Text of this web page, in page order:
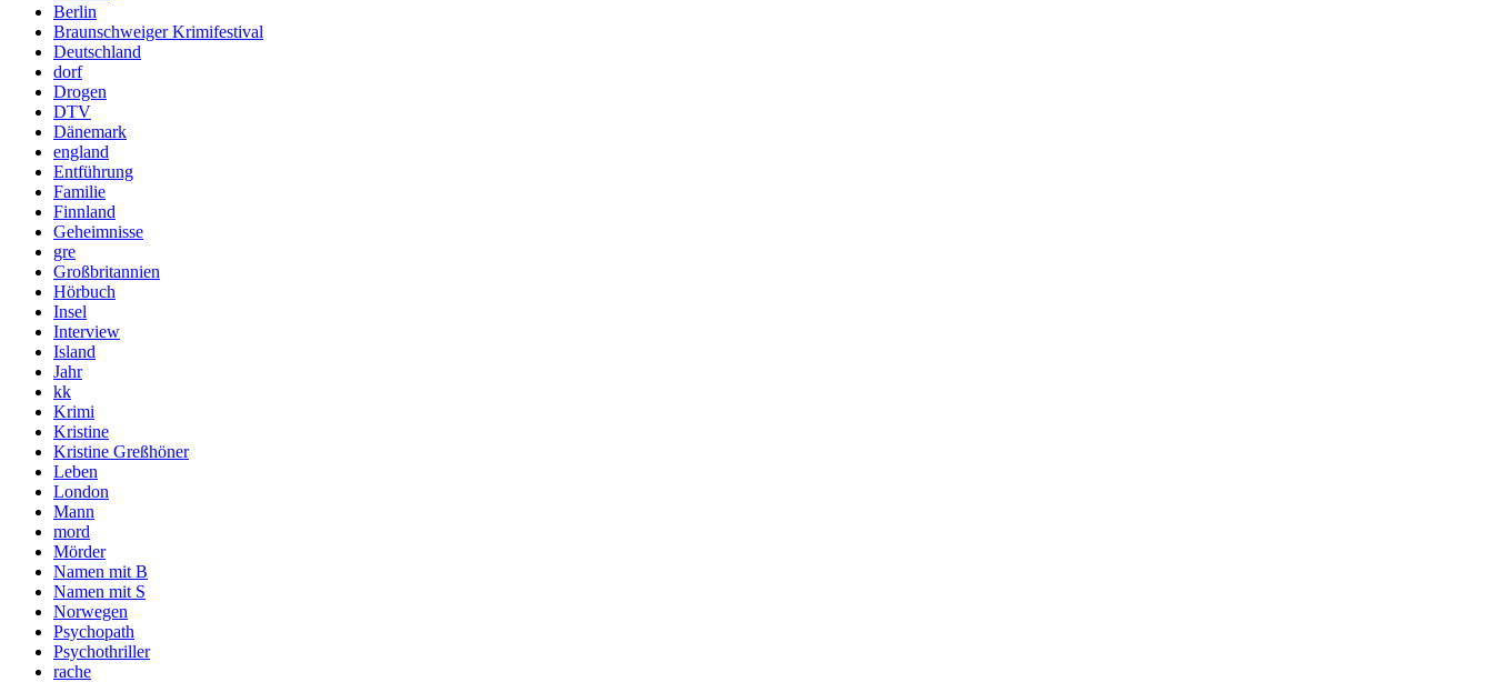
Berlin
Braunschweiger Krimifestival
Deutschland
dorf
Drogen
DTV
Dänemark
england
Entführung
Familie
Finnland
Geheimnisse
gre
Großbritannien
Hörbuch
Insel
Interview
Island
Jahr
kk
Krimi
Kristine
Kristine Greßhöner
Leben
London
Mann
mord
Mörder
Namen mit B
Namen mit S
Norwegen
Psychopath
Psychothriller
rache